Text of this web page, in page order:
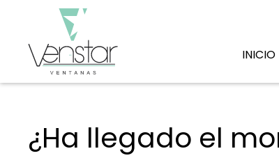
INICIO
¿Ha llegado el